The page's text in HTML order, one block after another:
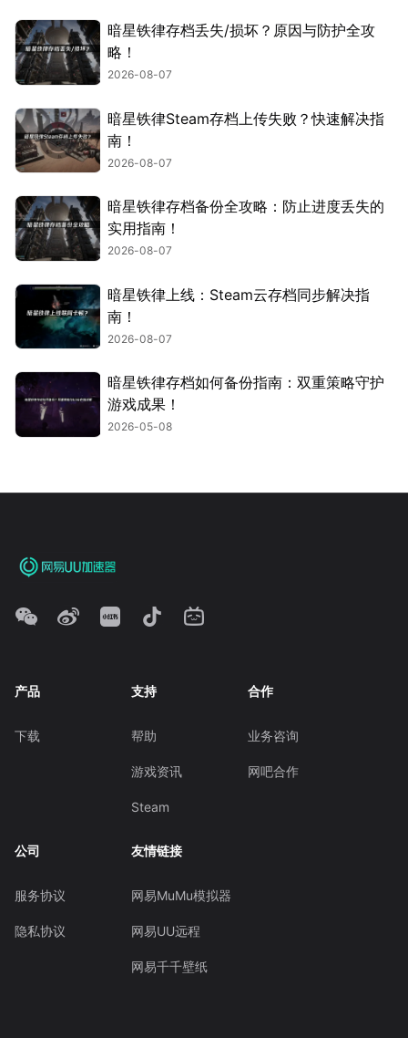
暗星铁律存档丢失/损坏？原因与防护全攻
略！
2026-08-07
暗星铁律Steam存档上传失败？快速解决指
南！
2026-08-07
暗星铁律存档备份全攻略：防止进度丢失的
实用指南！
2026-08-07
暗星铁律上线：Steam云存档同步解决指
南！
2026-08-07
暗星铁律存档如何备份指南：双重策略守护
游戏成果！
2026-05-08
产品
下载
支持
帮助
游戏资讯
Steam
合作
业务咨询
网吧合作
公司
服务协议
隐私协议
友情链接
网易MuMu模拟器
网易UU远程
网易千千壁纸